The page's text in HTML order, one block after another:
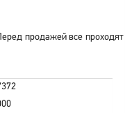
продажей все проходят